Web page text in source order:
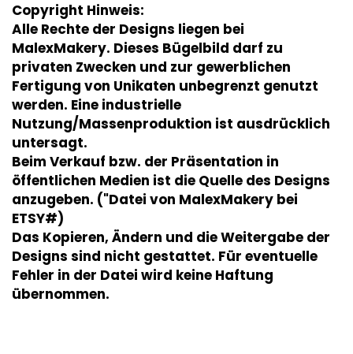
Copyright Hinweis:
Alle Rechte der Designs liegen bei
MalexMakery. Dieses Bügelbild darf zu
privaten Zwecken und zur gewerblichen
Fertigung von Unikaten unbegrenzt genutzt
werden. Eine industrielle
Nutzung/Massenproduktion ist ausdrücklich
untersagt.
Beim Verkauf bzw. der Präsentation in
öffentlichen Medien ist die Quelle des Designs
anzugeben. ("Datei von MalexMakery bei
ETSY#)
Das Kopieren, Ändern und die Weitergabe der
Designs sind nicht gestattet. Für eventuelle
Fehler in der Datei wird keine Haftung
übernommen.